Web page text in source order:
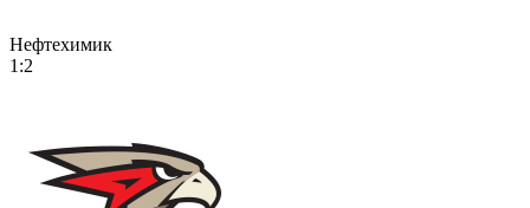
Нефтехимик
1:2